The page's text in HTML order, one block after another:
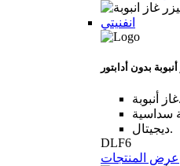
انفنيتي
غاز أنبوبة.
ديجيتال.
DLF6
عرض المنتجات